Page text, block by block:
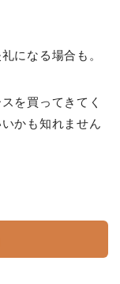
になる場合も。
を買ってきてく
かも知れません